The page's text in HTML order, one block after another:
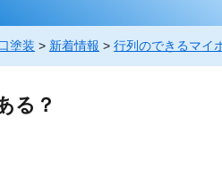
塗装 > 新着情報 > 行列のできるマイ
る？